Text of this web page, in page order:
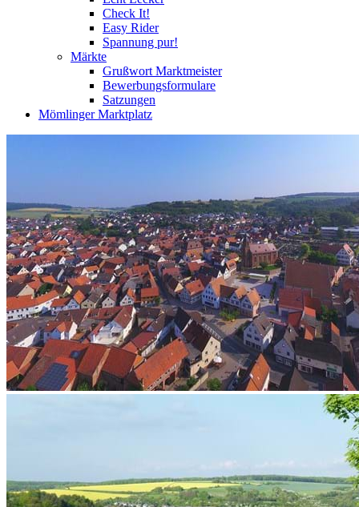
Check It!
Easy Rider
Spannung pur!
Märkte
Grußwort Marktmeister
Bewerbungsformulare
Satzungen
Mömlinger Marktplatz